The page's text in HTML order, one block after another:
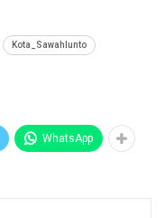
Kota_Sawahlunto
WhatsApp